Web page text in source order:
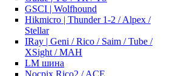
GSCI | Wolfhound
Hikmicro | Thunder 1-2 / Alpex /
Stellar
IRay | Geni / Rico / Saim / Tube /
XSight / MAH
LM шина
Nocpix Rico2 / ACE